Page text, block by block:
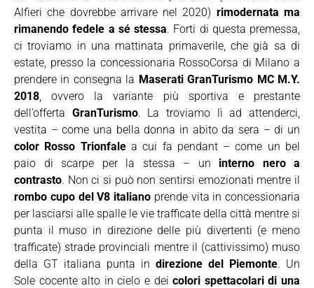
Alfieri che dovrebbe arrivare nel 2020) rimodernata ma
rimanendo fedele a sé stessa. Forti di questa premessa,
ci troviamo in una mattinata primaverile, che già sa di
estate, presso la concessionaria RossoCorsa di Milano a
prendere in consegna la Maserati GranTurismo MC M.Y.
2018, ovvero la variante più sportiva e prestante
dell’offerta GranTurismo. La troviamo lì ad attenderci,
vestita – come una bella donna in abito da sera – di un
color Rosso Trionfalea cui fa pendant – come un bel
paio di scarpe per la stessa – un interno nero a
contrasto. Non ci si può non sentirsi emozionati mentre il
rombo cupo del V8 italiano prende vita in concessionaria
per lasciarsi alle spalle le vie trafficate della città mentre si
punta il muso in direzione delle più divertenti (e meno
trafficate) strade provinciali mentre il (cattivissimo) muso
della GT italiana punta in direzione del Piemonte. Un
Sole cocente alto in cielo e deicolori spettacolari di una